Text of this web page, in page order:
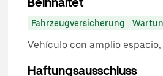
Fahrzeugversicherung
Vehículo con amplio
Haftungsausschluss